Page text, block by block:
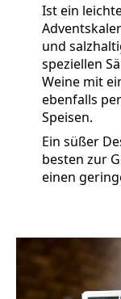
Ist ein
und
speziellen
Weine mit
ebenfalls
Speisen.
Ein süßer
besten zur
einen